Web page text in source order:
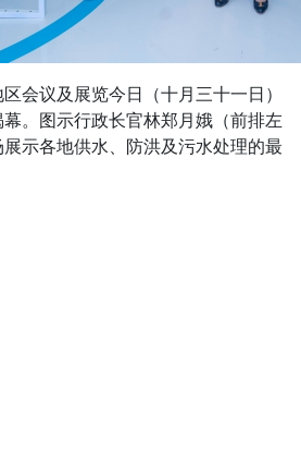
会议及展览今日（十月三十一日）
。图示行政长官林郑月娥（前排左
示各地供水、防洪及污水处理的最